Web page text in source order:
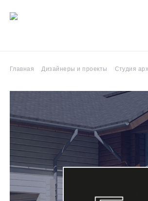
Главная Дизайнеры и проекты Студия